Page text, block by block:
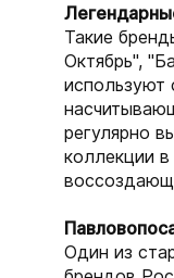
Такие
Октябрь",
регулярно
коллекции
Один из